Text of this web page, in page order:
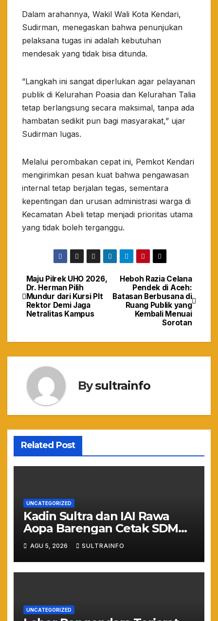
​Dalam arahannya, Wakil Wali Kota Kendari,
Sudirman, menegaskan bahwa penunjukan
pelaksana tugas ini adalah kebutuhan
mendesak yang tidak bisa ditunda.
​”Langkah ini sangat diperlukan agar pelayanan
publik di Kelurahan Poasia dan Kelurahan Talia
tetap berlangsung secara maksimal, tanpa ada
hambatan sedikit pun bagi masyarakat,” ujar
Sudirman lugas.
​Melalui perombakan cepat ini, Pemkot Kendari
mengirimkan pesan kuat bahwa pengawasan
internal tetap berjalan tegas, sementara
kepentingan dan urusan administrasi warga di
Kecamatan Abeli tetap menjadi prioritas utama
yang tidak boleh terganggu.
Navigasi
pos
Heboh Razia Celana
Pendek di Aceh:
Batasan Berbusana di
Ruang Publik yang
Kembali Menuai
Sorotan
Maju Pilrek UHO 2026,
Dr. Herman Pilih
Mundur dari Kursi Plt
Rektor Demi Jaga
Netralitas Kampus
Bysultrainfo
Related Post
UNCATEGORIZED
Kadin Sultra dan IAI Rawa
Aopa Barengan Cetak SDM
Siap Kerja dan Wirausaha
Muda
AGU 5, 2026 SULTRAINFO
UNCATEGORIZED